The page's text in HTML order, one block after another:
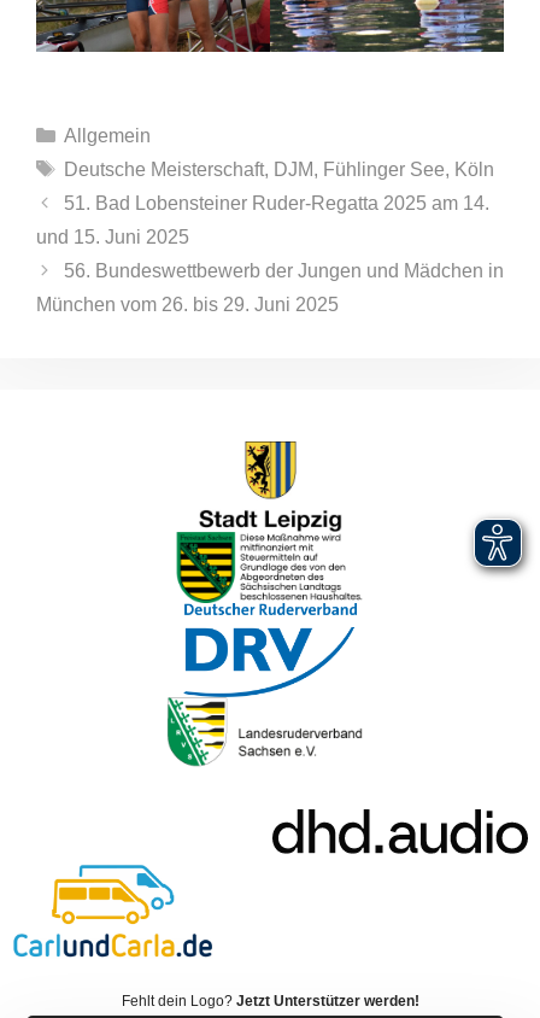
Kategorien
Allgemein
Schlagwörter
Deutsche Meisterschaft, DJM, Fühlinger See, Köln
51. Bad Lobensteiner Ruder-Regatta 2025 am 14.
und 15. Juni 2025
56. Bundeswettbewerb der Jungen und Mädchen in
München vom 26. bis 29. Juni 2025
Fehlt dein Logo? Jetzt Unterstützer werden!